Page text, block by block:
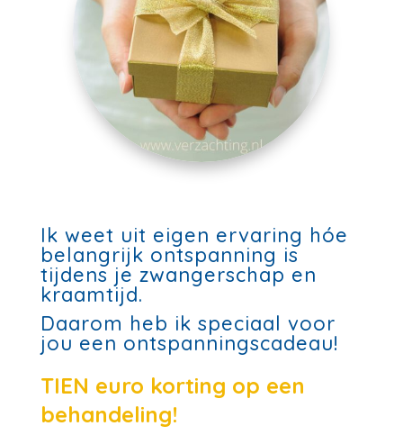
Ik weet uit eigen ervaring hóe
belangrijk ontspanning is
tijdens je zwangerschap en
kraamtijd.
Daarom heb ik speciaal voor
jou een ontspanningscadeau!
TIEN euro korting op een
behandeling!